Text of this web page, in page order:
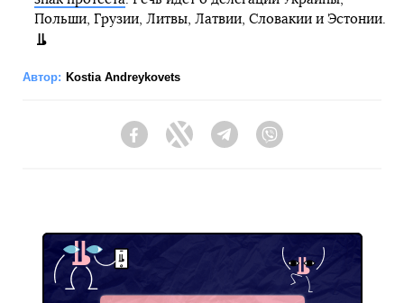
Польши, Грузии, Литвы, Латвии, Словакии и Эстонии.
Автор: Kostia Andreykovets
FacebookTwitter Telegram